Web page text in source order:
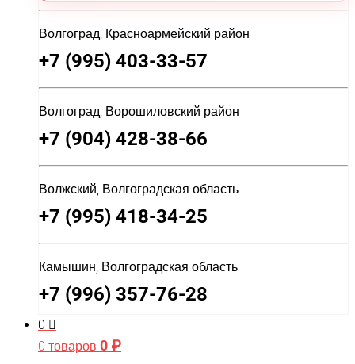
Волгоград, Красноармейский район
+7 (995) 403-33-57
Волгоград, Ворошиловский район
+7 (904) 428-38-66
Волжский, Волгоградская область
+7 (995) 418-34-25
Камышин, Волгоградская область
+7 (996) 357-76-28
0
0 товаров 0 ₽